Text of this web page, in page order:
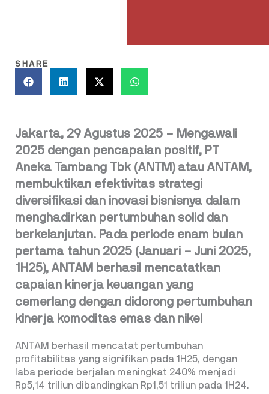
SHARE
Jakarta, 29 Agustus 2025 – Mengawali
2025 dengan pencapaian positif, PT
Aneka Tambang Tbk (ANTM) atau ANTAM,
membuktikan efektivitas strategi
diversifikasi dan inovasi bisnisnya dalam
menghadirkan pertumbuhan solid dan
berkelanjutan. Pada periode enam bulan
pertama tahun 2025 (Januari – Juni 2025,
1H25), ANTAM berhasil mencatatkan
capaian kinerja keuangan yang
cemerlang dengan didorong pertumbuhan
kinerja komoditas emas dan nikel
ANTAM berhasil mencatat pertumbuhan
profitabilitas yang signifikan pada 1H25, dengan
laba periode berjalan meningkat 240% menjadi
Rp5,14 triliun dibandingkan Rp1,51 triliun pada 1H24.